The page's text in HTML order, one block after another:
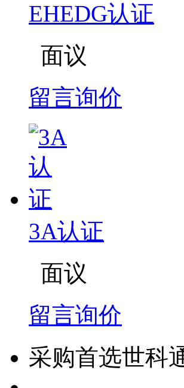
EHEDG认证
面议
留言询价
3A认证
面议
留言询价
采购首选世科